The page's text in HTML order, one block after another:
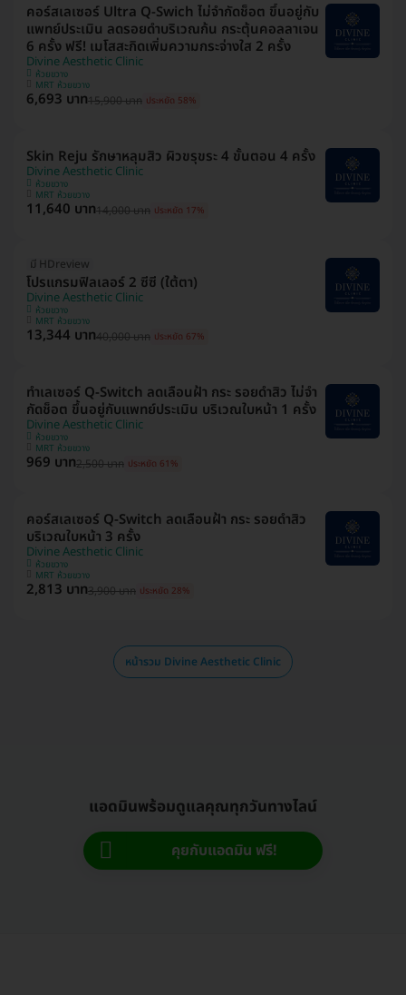
คอร์สเลเซอร์ Ultra Q-Swich ไม่จำกัดช็อต ขึ้นอยู่กับ
แพทย์ประเมิน ลดรอยดำบริเวณก้น กระตุ้นคอลลาเจน
6 ครั้ง ฟรี! เมโสสะกิดเพิ่มความกระจ่างใส 2 ครั้ง
Divine Aesthetic Clinic
ห้วยขวาง
MRT ห้วยขวาง
6,693 บาท15,900 บาท ประหยัด 58%
Skin Reju รักษาหลุมสิว ผิวขรุขระ 4 ขั้นตอน 4 ครั้ง
Divine Aesthetic Clinic
ห้วยขวาง
MRT ห้วยขวาง
11,640 บาท14,000 บาท ประหยัด 17%
มี HDreview
โปรแกรมฟิลเลอร์ 2 ซีซี (ใต้ตา)
Divine Aesthetic Clinic
ห้วยขวาง
MRT ห้วยขวาง
13,344 บาท40,000 บาท ประหยัด 67%
ทำเลเซอร์ Q-Switch ลดเลือนฝ้า​ กระ​ รอยดำสิว ไม่จำ
กัดช็อต ขึ้นอยู่กับแพทย์ประเมิน บริเวณใบหน้า 1 ครั้ง
Divine Aesthetic Clinic
ห้วยขวาง
MRT ห้วยขวาง
969 บาท2,500 บาท ประหยัด 61%
คอร์สเลเซอร์ Q-Switch ลดเลือนฝ้า​ กระ​ รอยดำสิว
บริเวณใบหน้า 3 ครั้ง
Divine Aesthetic Clinic
ห้วยขวาง
MRT ห้วยขวาง
2,813 บาท3,900 บาท ประหยัด 28%
หน้ารวม Divine Aesthetic Clinic
แอดมินพร้อมดูแลคุณทุกวันทางไลน์
คุยกับแอดมิน ฟรี!